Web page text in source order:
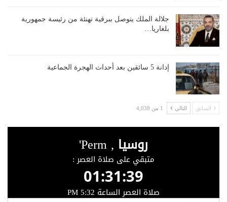
جلالة الملك يتوصل ببرقية تهنئة من رئيسة جمهورية
بلغاريا…
إدانة 5 سائقين بعد أحداث الهجرة الجماعية
السابق التالي 1 من 4,038